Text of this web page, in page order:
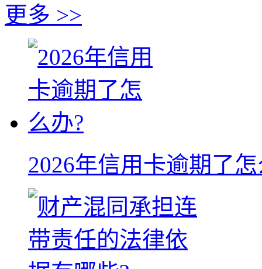
更多 >>
2026年信用卡逾期了怎